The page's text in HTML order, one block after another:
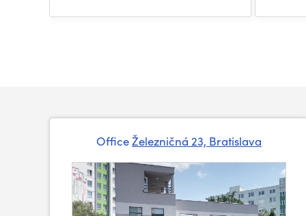
OfficeŽelezničná 23, Bratislava